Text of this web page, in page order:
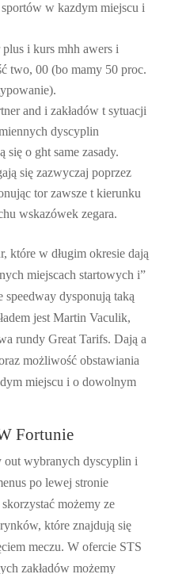
w kazdym miejscu i
i kurs mhh awers i
two, 00 (bo mamy 50 proc.
and i zakładów t sytuacji
dyscyplin
się o ght same zasady.
się zazwyczaj poprzez
tor zawsze t kierunku
wskazówek zegara.
które w długim okresie dają
miejscach startowych i”
speedway dysponują taką
jest Martin Vaculik,
rundy Great Tarifs. Dają a
możliwość obstawiania
miejscu i o dowolnym
Fortunie
out wybranych dyscyplin i
po lewej stronie
możemy ze
które znajdują się
meczu. W ofercie STS
zakładów możemy